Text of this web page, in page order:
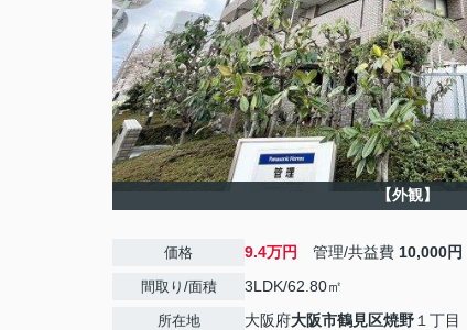
【外観】
価格 9.4万円 管理/共益費 10,000円
間取り/面積 3LDK/62.80㎡
所在地 大阪府大阪市鶴見区焼野 １丁目